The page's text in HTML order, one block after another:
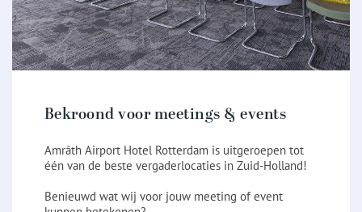
Bekroond voor meetings & events
Amrâth Airport Hotel Rotterdam is uitgeroepen tot
één van de beste vergaderlocaties in Zuid-Holland!
Benieuwd wat wij voor jouw meeting of event